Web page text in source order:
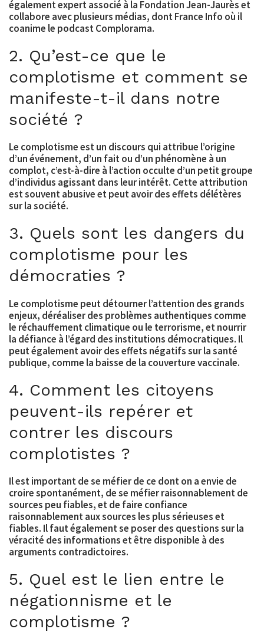
également expert associé à la Fondation Jean-Jaurès et
collabore avec plusieurs médias, dont France Info où il
coanime le podcast Complorama.
2. Qu’est-ce que le
complotisme et comment se
manifeste-t-il dans notre
société ?
Le complotisme est un discours qui attribue l’origine
d’un événement, d’un fait ou d’un phénomène à un
complot, c’est-à-dire à l’action occulte d’un petit groupe
d’individus agissant dans leur intérêt. Cette attribution
est souvent abusive et peut avoir des effets délétères
sur la société.
3. Quels sont les dangers du
complotisme pour les
démocraties ?
Le complotisme peut détourner l’attention des grands
enjeux, déréaliser des problèmes authentiques comme
le réchauffement climatique ou le terrorisme, et nourrir
la défiance à l’égard des institutions démocratiques. Il
peut également avoir des effets négatifs sur la santé
publique, comme la baisse de la couverture vaccinale.
4. Comment les citoyens
peuvent-ils repérer et
contrer les discours
complotistes ?
Il est important de se méfier de ce dont on a envie de
croire spontanément, de se méfier raisonnablement de
sources peu fiables, et de faire confiance
raisonnablement aux sources les plus sérieuses et
fiables. Il faut également se poser des questions sur la
véracité des informations et être disponible à des
arguments contradictoires.
5. Quel est le lien entre le
négationnisme et le
complotisme ?